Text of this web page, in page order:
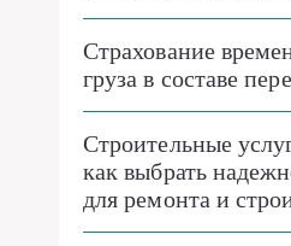
Страхование
груза в составе
Строительные
как выбрать
для ремонта и